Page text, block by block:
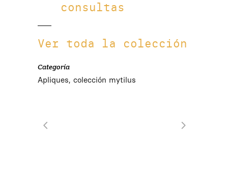
consultas
Ver toda la colección
Categoría
Apliques, colección mytilus